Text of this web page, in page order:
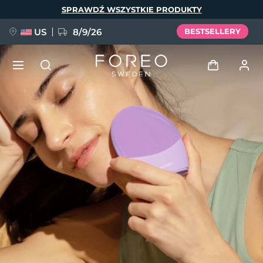
SPRAWDŹ WSZYSTKIE PRODUKTY
US 8/9/26 BESTSELLERY
Profil użytkownika
Moje urządzenia
Moje zamówienia
Moje adresy
Moje subskrypcje
NOWOŚĆ
FAQ™ Pure Beauty-Tech Elixir
BREAKING NEWS
issa™ Teeth Whitening Set
Język
English Deutsch
Español
Français
Italiano
Português
Svenska
Русский
Türkçe
简体中文 繁體中文